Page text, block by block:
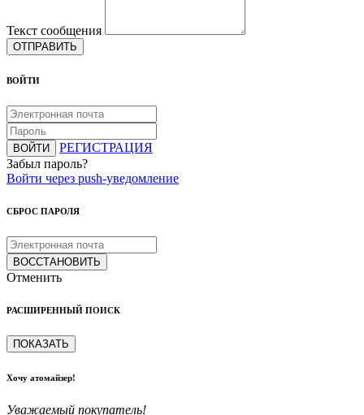
Текст сообщения
ОТПРАВИТЬ
ВОЙТИ
ВОЙТИ
РЕГИСТРАЦИЯ
Забыл пароль?
Войти через push-уведомление
СБРОС ПАРОЛЯ
ВОССТАНОВИТЬ
Отменить
РАСШИРЕННЫЙ ПОИСК
ПОКАЗАТЬ
Хочу атомайзер!
Уважаемый покупатель!